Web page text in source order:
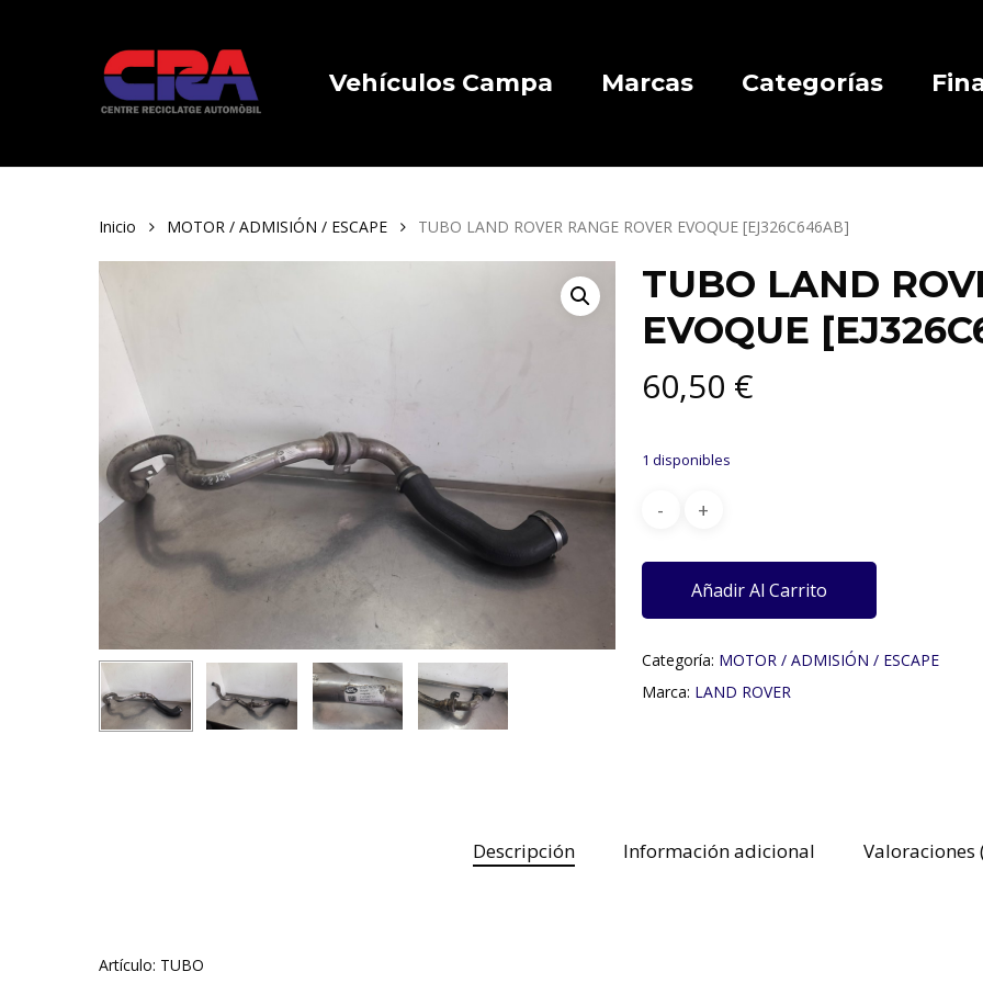
Vehículos Campa Marcas Categorías
Inicio MOTOR / ADMISIÓN / ESCAPE TUBO LAND ROVER RANGE ROVER EVOQUE [EJ326C646AB]
TUBO LAND
EVOQUE
60,50 €
1 disponibles
Añadir Al Carrito
Categoría: MOTOR / ADMISIÓN / ESCAPE
Marca: LAND ROVER
Descripción Información adicional Valoraciones
Artículo: TUBO